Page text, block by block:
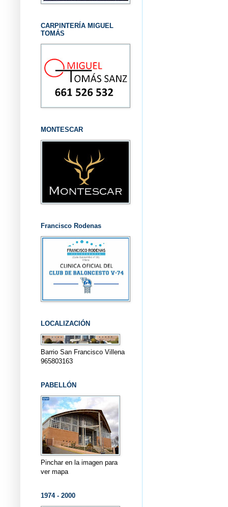
CARPINTERÍA MIGUEL
TOMÁS
MONTESCAR
Francisco Rodenas
LOCALIZACIÓN
Barrio San Francisco Villena
965803163
PABELLÓN
Pinchar en la imagen para
ver mapa
1974 - 2000